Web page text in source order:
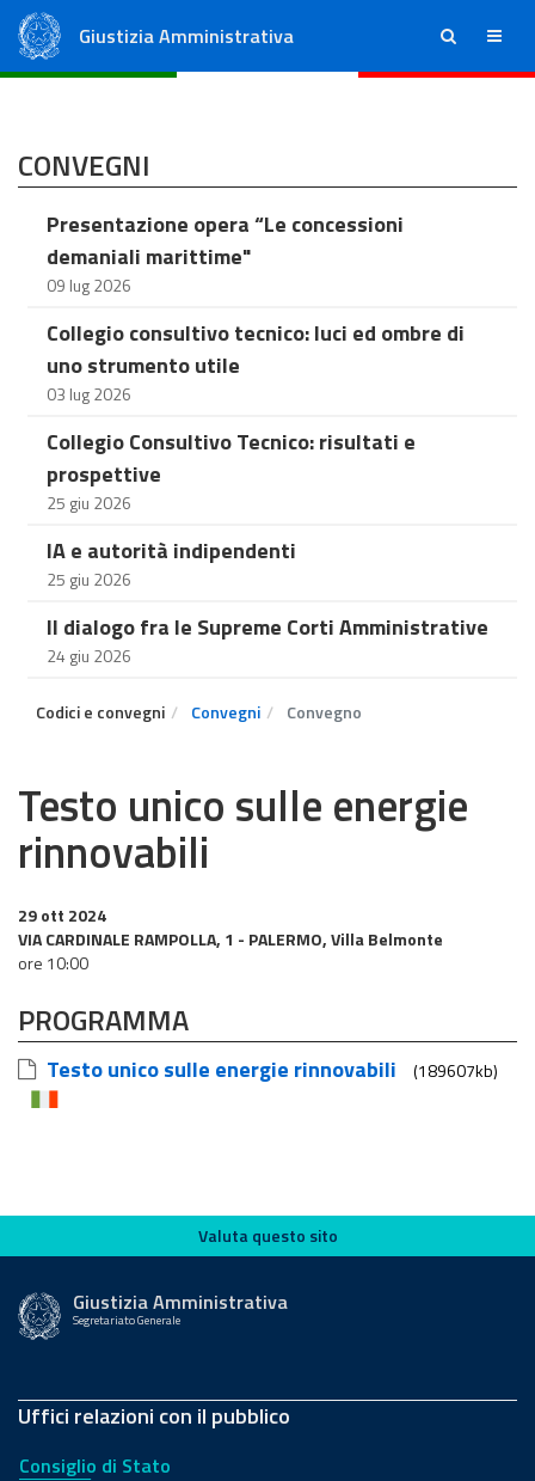
Giustizia Amministrativa ricerca menu
CONVEGNI
Presentazione opera “Le concessioni
demaniali marittime"
09 lug 2026
Collegio consultivo tecnico: luci ed ombre di
uno strumento utile
03 lug 2026
Collegio Consultivo Tecnico: risultati e
prospettive
25 giu 2026
IA e autorità indipendenti
25 giu 2026
Il dialogo fra le Supreme Corti Amministrative
24 giu 2026
Codici e convegni Convegni Convegno
Testo unico sulle energie
rinnovabili
29 ott 2024
VIA CARDINALE RAMPOLLA, 1 - PALERMO, Villa Belmonte
ore 10:00
PROGRAMMA
Testo unico sulle energie rinnovabili (189607kb)
Valuta questo sito
Valuta questo sito
Giustizia Amministrativa
Segretariato Generale
Uffici relazioni con il pubblico
Consiglio di Stato